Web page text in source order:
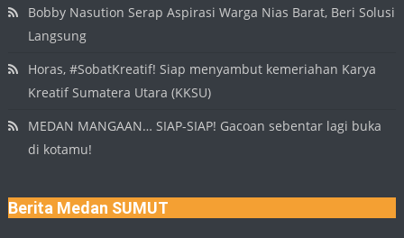
Bobby Nasution Serap Aspirasi Warga Nias Barat, Beri Solusi
Langsung
Horas, #SobatKreatif! Siap menyambut kemeriahan Karya
Kreatif Sumatera Utara (KKSU)
MEDAN MANGAAN… SIAP-SIAP! Gacoan sebentar lagi buka
di kotamu!
Berita Medan SUMUT